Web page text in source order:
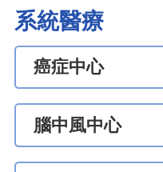
系統醫療
癌症中心
腦中風中心